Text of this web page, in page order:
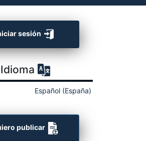
sesión
Idioma
Español (España)
publicar